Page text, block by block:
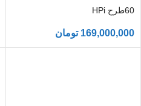
60طرح HPi
169,000,000 تومان